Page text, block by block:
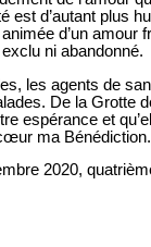
est d’autant plus
d’un
ni abandonné.
les agents de
De la Grotte
espérance et
ma Bénédiction.
2020,